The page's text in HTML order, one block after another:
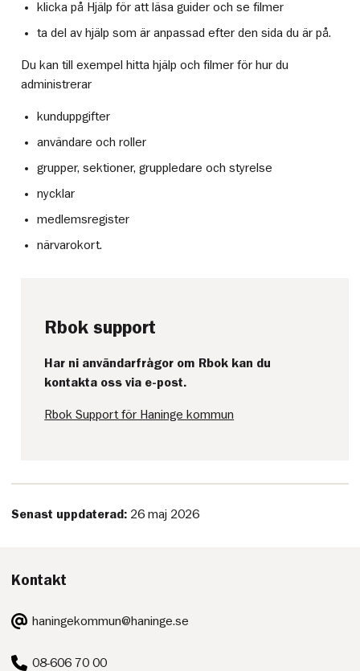
klicka på Hjälp för att läsa guider och se filmer
ta del av hjälp som är anpassad efter den sida du är på.
Du kan till exempel hitta hjälp och filmer för hur du
administrerar
kunduppgifter
användare och roller
grupper, sektioner, gruppledare och styrelse
nycklar
medlemsregister
närvarokort.
Rbok support
Har ni användarfrågor om Rbok kan du
kontakta oss via e-post.
Rbok Support för Haninge kommun
Senast uppdaterad: 26 maj 2026
Kontakt
E-
post:
haningekommun@haninge.se
Telefon:
08-606 70 00